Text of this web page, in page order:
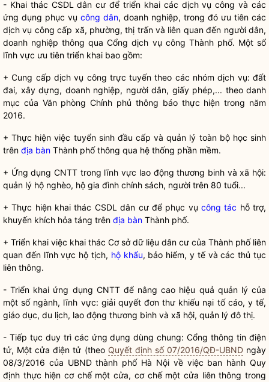
- Khai thác CSDL dân cư để triển khai các dịch vụ công và các
ứng dụng phục vụ công dân, doanh nghiệp, trong đó ưu tiên các
dịch vụ công cấp xã, phường, thị trấn và liên quan đến người dân,
doanh nghiệp thông qua Cổng dịch vụ công Thành phố. Một số
lĩnh vực ưu tiên triển khai bao gồm:
+ Cung cấp dịch vụ công trực tuyến theo các nhóm dịch vụ: đất
đai, xây dựng, doanh nghiệp, người dân, giấy phép,... theo danh
mục của Văn phòng Chính phủ thông báo thực hiện trong năm
2016.
+ Thực hiện việc tuyển sinh đầu cấp và quản lý toàn bộ học sinh
trên địa bàn Thành phố thông qua hệ thống phần mềm.
+ Ứng dụng CNTT trong lĩnh vực lao động thương binh và xã hội:
quản lý hộ nghèo, hộ gia đình chính sách, người trên 80 tuổi...
+ Thực hiện khai thác CSDL dân cư để phục vụ công tác hỗ trợ,
khuyến khích hỏa táng trên địa bàn Thành phố.
+ Triển khai việc khai thác Cơ sở dữ liệu dân cư của Thành phố liên
quan đến lĩnh vực hộ tịch, hộ khẩu, bảo hiểm, y tế và các thủ tục
liên thông.
- Triển khai ứng dụng CNTT để nâng cao hiệu quả quản lý của
một số ngành, lĩnh vực: giải quyết đơn thư khiếu nại tố cáo, y tế,
giáo dục, du lịch, lao động thương binh và xã hội, quản lý đô thị.
- Tiếp tục duy trì các ứng dụng dùng chung: Cổng thông tin điện
tử, Một cửa điện tử (theo Quyết định số 07/2016/QĐ-UBNDngày
08/3/2016 của UBND thành phố Hà Nội về việc ban hành Quy
định thực hiện cơ chế một cửa, cơ chế một cửa liên thông trong